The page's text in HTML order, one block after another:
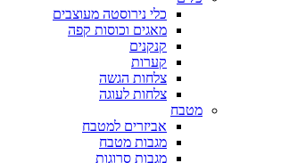
כלי נירוסטה מעוצבים
מאגים וכוסות קפה
קנקנים
קערות
צלחות הגשה
צלחות לעוגה
מטבח
אביזרים למטבח
מגבות מטבח
מגבות סרוגות